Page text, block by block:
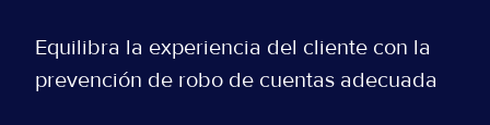
Chargeback guarantee
Centro de Recursos
Acerca de
Equilibra la experiencia del cliente con la
prevención de robo de cuentas adecuada